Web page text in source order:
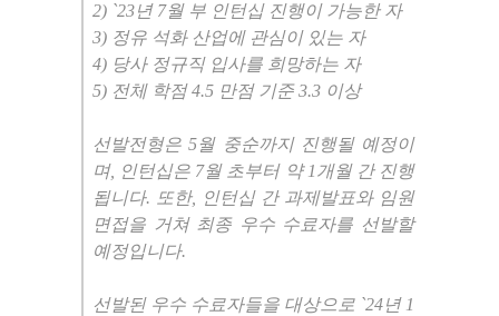
2) `23년 7월 부 인턴십 진행이 가능한 자
3) 정유 석화 산업에 관심이 있는 자
4) 당사 정규직 입사를 희망하는 자
5) 전체 학점 4.5 만점 기준 3.3 이상
선발전형은 5월 중순까지 진행될 예정이
며, 인턴십은 7월 초부터 약 1개월 간 진행
됩니다. 또한, 인턴십 간 과제발표와 임원
면접을 거쳐 최종 우수 수료자를 선발할
예정입니다.
선발된 우수 수료자들을 대상으로 `24년 1